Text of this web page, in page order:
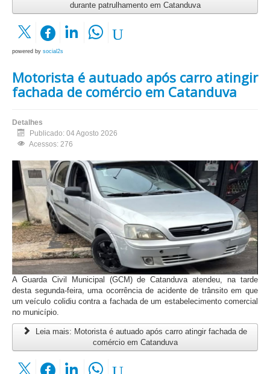
durante patrulhamento em Catanduva
powered by social2s
Motorista é autuado após carro atingir
fachada de comércio em Catanduva
Detalhes
Publicado: 04 Agosto 2026
Acessos: 276
A Guarda Civil Municipal (GCM) de Catanduva atendeu, na tarde
desta segunda-feira, uma ocorrência de acidente de trânsito em que
um veículo colidiu contra a fachada de um estabelecimento comercial
no município.
Leia mais: Motorista é autuado após carro atingir fachada de
comércio em Catanduva